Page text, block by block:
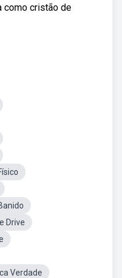
como cristão de
Drive
Verdade